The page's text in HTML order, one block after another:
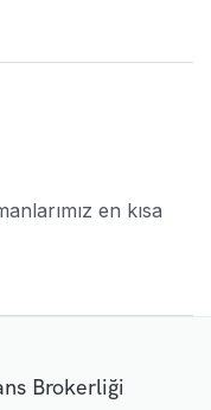
en kısa
Brokerliği